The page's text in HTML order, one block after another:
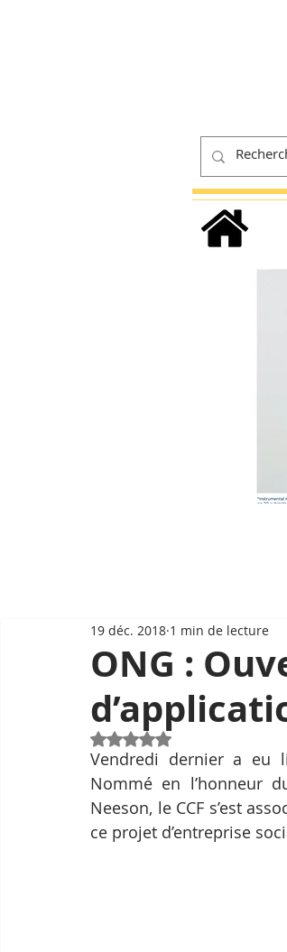
ONG :
19 déc. 2018 1 min de lecture
Noté NaN étoiles sur 5.
Vendredi dernier a eu
Nommé en l’honneur
Neeson, le CCF s’est
ce projet d’entreprise